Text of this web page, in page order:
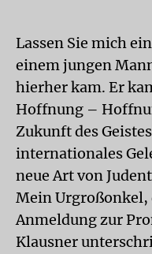
Lassen Sie mich
einem jungen
hierher kam. Er
Hoffnung –
Zukunft des
internationales
neue Art von
Mein Urgroßonkel,
Anmeldung zur
Klausner